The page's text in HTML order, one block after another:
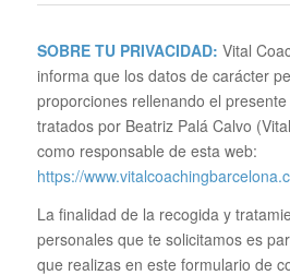
SOBRE TU PRIVACIDAD: Vital
informa que los datos de carácter
proporciones rellenando el
tratados por Beatriz Palá Calvo
como responsable de esta web:
https://
La finalidad de la recogida y
personales que te solicitamos es
que realizas en este formulario de